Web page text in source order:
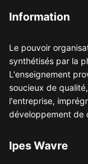
Information
Le pouvoir
synthétisés par la
L'enseignement
soucieux de
l'entreprise,
développement de
Ipes Wavre